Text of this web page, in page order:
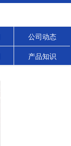
公司动态
产品知识